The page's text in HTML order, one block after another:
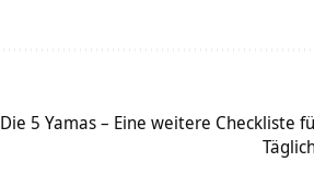
Die 5 Yamas – Eine weitere Checkliste